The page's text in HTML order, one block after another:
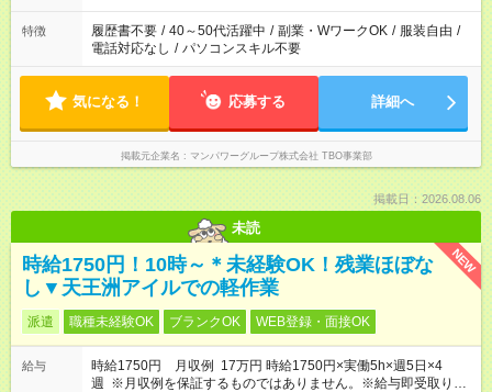
特徴 履歴書不要 / 40～50代活躍中 / 副業・WワークOK / 服装自由 /
電話対応なし / パソコンスキル不要
気になる！ 応募する 詳細へ
掲載元企業名 マンパワーグループ株式会社 TBO事業部
掲載日：2026.08.06
未読
NEW
時給1750円！10時～＊未経験OK！残業ほぼな
し▼天王洲アイルでの軽作業
派遣 職種未経験OK ブランクOK WEB登録・面接OK
給与
時給1750円 月収例 17万円 時給1750円×実働5h×週5日×4
週 ※月収例を保証するものではありません。※給与即受取りサ